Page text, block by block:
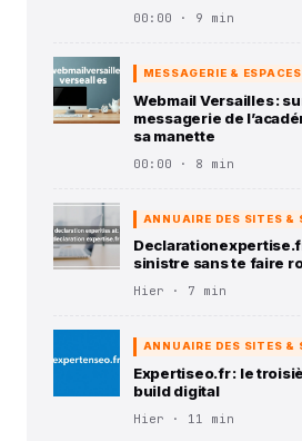
00:00 · 9 min
MESSAGERIE &
Webmail Versailles :
messagerie de
sa manette
00:00 · 8 min
ANNUAIRE DES SITES &
sinistre sans te faire
Hier · 7 min
ANNUAIRE DES SITES &
Expertiseo.fr : le
build digital
Hier · 11 min